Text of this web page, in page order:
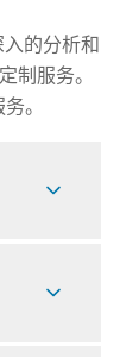
的分析和
制服务。
。